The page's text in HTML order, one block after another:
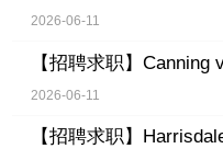
2026-06-11
【招聘求职】
2026-06-11
【招聘求职】